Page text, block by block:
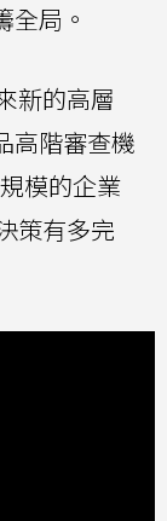
全局。
新的高層
高階審查機
模的企業
策有多完